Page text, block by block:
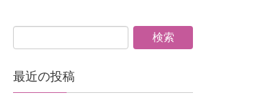
最近の投稿